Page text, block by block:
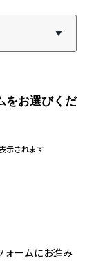
をお選びくだ
示されます
ォームにお進み